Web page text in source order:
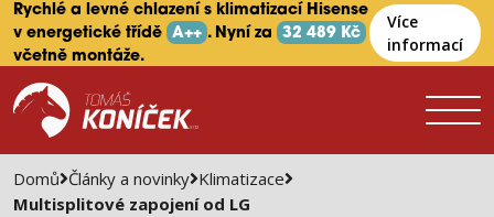
Domů Články a novinky Klimatizace
Multisplitové zapojení od LG
Rychlé a levné chlazení s klimatizací Hisense
v energetické třídě
A++ . Nyní za
32 489 Kč
včetně montáže.
Více
informací